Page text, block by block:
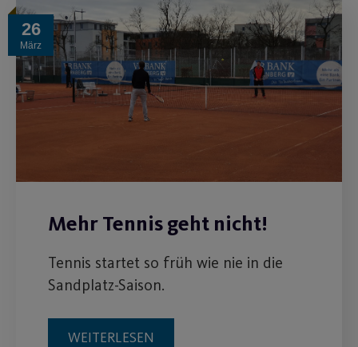
26
März
Mehr Tennis geht nicht!
Tennis startet so früh wie nie in die
Sandplatz-Saison.
WEITERLESEN